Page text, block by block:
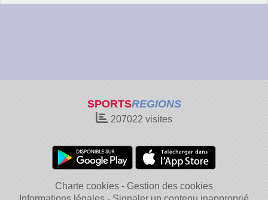
SPORTSREGIONS
207022 visites
Charte cookies
Gestion des cookies